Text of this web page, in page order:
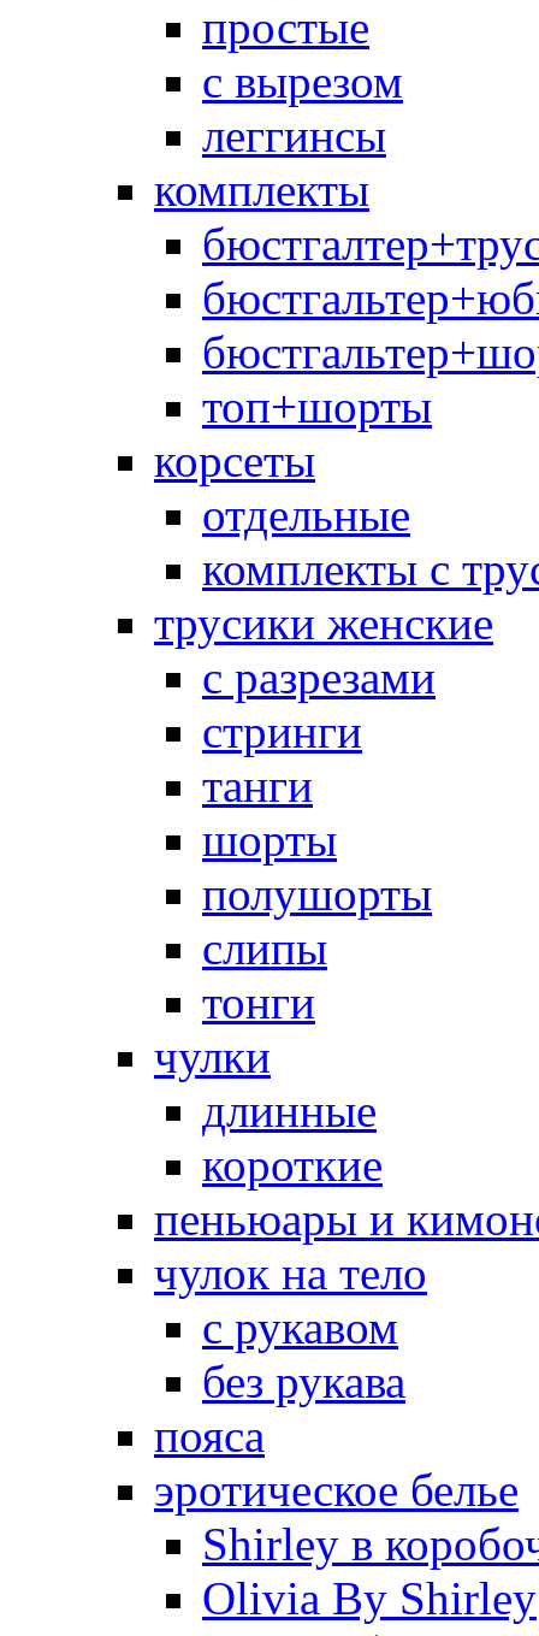
простые
с вырезом
леггинсы
комплекты
топ+шорты
корсеты
отдельные
комплекты с
трусики женские
с разрезами
стринги
танги
шорты
полушорты
слипы
тонги
чулки
длинные
короткие
пеньюары и
чулок на тело
с рукавом
без рукава
пояса
эротическое белье
Shirley в
Olivia By Shirley